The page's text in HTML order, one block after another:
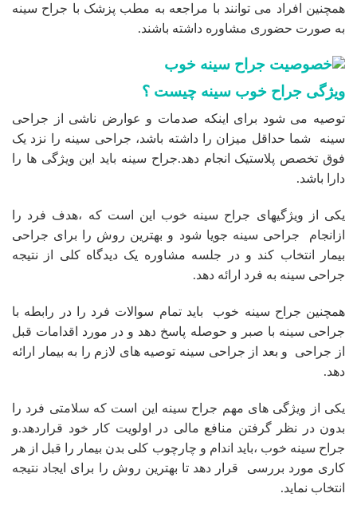
همچنین افراد می توانند با مراجعه به مطب پزشک با جراح سینه
به صورت حضوری مشاوره داشته باشند.
ویژگی جراح خوب سینه چیست ؟
توصیه می شود برای اینکه صدمات و عوارض ناشی از جراحی
سینه شما حداقل میزان را داشته باشد، جراحی سینه را نزد یک
فوق تخصص پلاستیک انجام دهد.جراح سینه باید این ویژگی ها را
دارا باشد.
یکی از ویژگیهای جراح سینه خوب این است که ،هدف فرد را
ازانجام جراحی سینه جویا شود و بهترین روش را برای جراحی
بیمار انتخاب کند و در جلسه مشاوره یک دیدگاه کلی از نتیجه
جراحی سینه به فرد ارائه دهد.
همچنین جراح سینه خوب باید تمام سوالات فرد را در رابطه با
جراحی سینه با صبر و حوصله پاسخ دهد و در مورد اقدامات قبل
از جراحی و بعد از جراحی سینه توصیه های لازم را به بیمار ارائه
دهد.
یکی از ویژگی های مهم جراح سینه این است که سلامتی فرد را
بدون در نظر گرفتن منافع مالی در اولویت کار خود قراردهد.و
جراح سینه خوب ،باید اندام و چارچوب کلی بدن بیمار را قبل از هر
کاری مورد بررسی قرار دهد تا بهترین روش را برای ایجاد نتیجه
انتخاب نماید.